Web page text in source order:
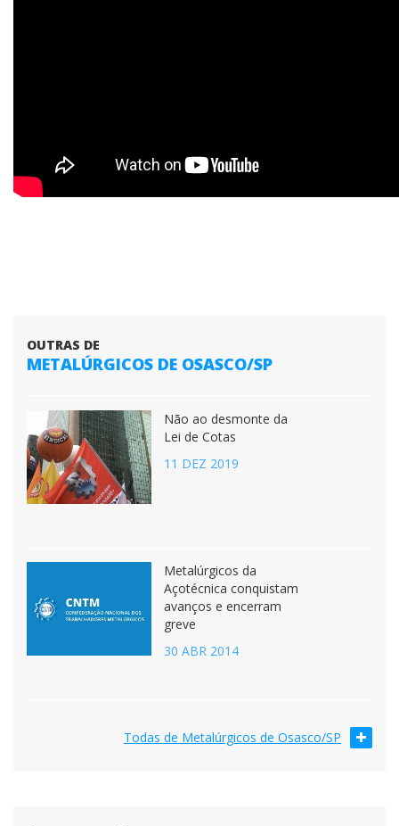
OUTRAS DE
METALÚRGICOS DE OSASCO/SP
Não ao desmonte da
Lei de Cotas
11 DEZ 2019
Metalúrgicos da
Açotécnica conquistam
avanços e encerram
greve
30 ABR 2014
Todas de Metalúrgicos de Osasco/SP